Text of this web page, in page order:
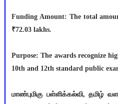
Funding Amount: The total
₹72.03 lakhs.
Purpose: The awards recognize
10th and 12th standard public
மாண்புமிகு பள்ளிக்கல்வி, தமிழ்